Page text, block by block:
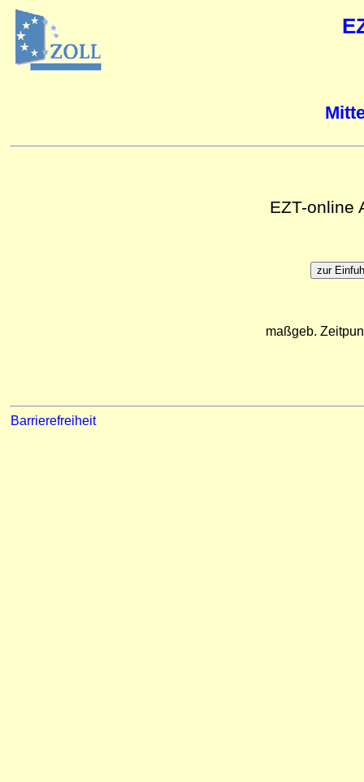
EZT-online
maßgeb.
Barrierefreiheit